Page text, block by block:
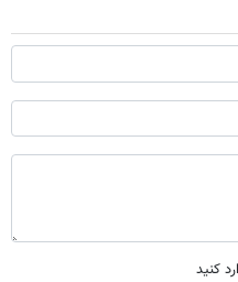
کنید